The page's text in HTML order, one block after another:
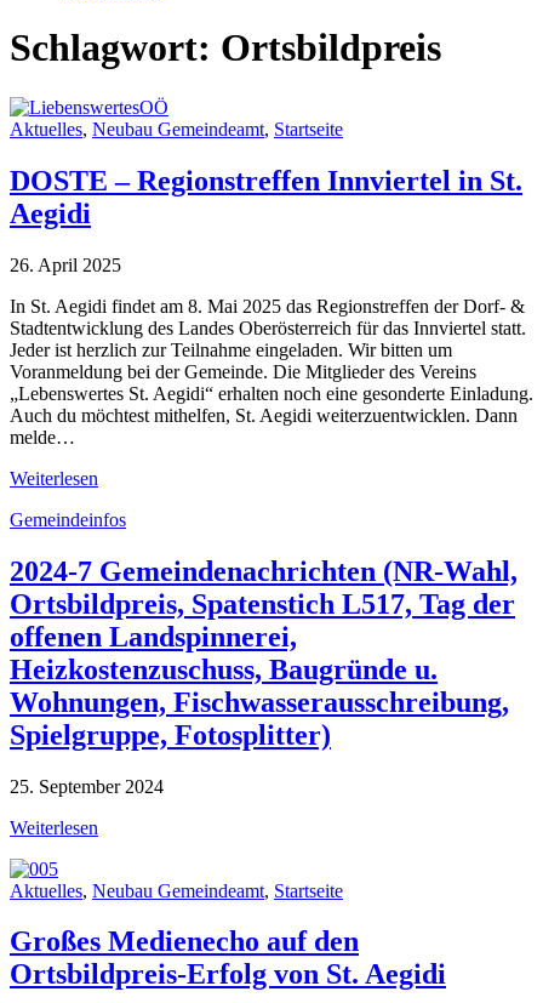
Schlagwort: Ortsbildpreis
Aktuelles, Neubau Gemeindeamt, Startseite
DOSTE – Regionstreffen Innviertel in St.
Aegidi
26. April 2025
In St. Aegidi findet am 8. Mai 2025 das Regionstreffen der Dorf- &
Stadtentwicklung des Landes Oberösterreich für das Innviertel statt.
Jeder ist herzlich zur Teilnahme eingeladen. Wir bitten um
Voranmeldung bei der Gemeinde. Die Mitglieder des Vereins
„Lebenswertes St. Aegidi“ erhalten noch eine gesonderte Einladung.
Auch du möchtest mithelfen, St. Aegidi weiterzuentwicklen. Dann
melde…
Weiterlesen
Gemeindeinfos
2024-7 Gemeindenachrichten (NR-Wahl,
Ortsbildpreis, Spatenstich L517, Tag der
offenen Landspinnerei,
Heizkostenzuschuss, Baugründe u.
Wohnungen, Fischwasserausschreibung,
Spielgruppe, Fotosplitter)
25. September 2024
Weiterlesen
Aktuelles, Neubau Gemeindeamt, Startseite
Großes Medienecho auf den
Ortsbildpreis-Erfolg von St. Aegidi